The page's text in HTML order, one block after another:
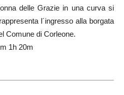
delle Grazie in una curva si
l´ingresso alla borgata
Comune di Corleone.
1h 20m